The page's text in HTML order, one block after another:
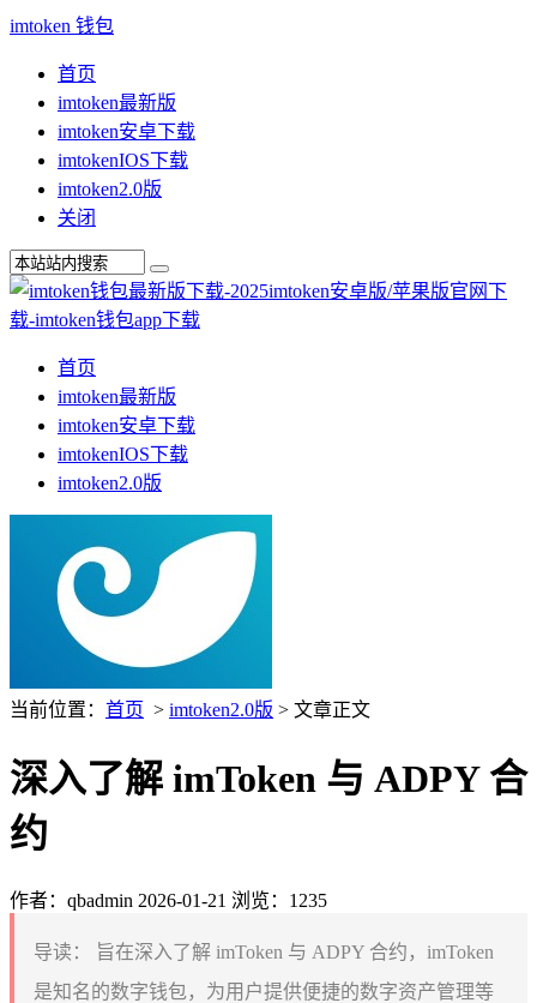
imtoken 钱包
首页
imtoken最新版
imtoken安卓下载
imtokenIOS下载
imtoken2.0版
关闭
首页
imtoken最新版
imtoken安卓下载
imtokenIOS下载
imtoken2.0版
当前位置： 首页 > imtoken2.0版 > 文章正文
深入了解 imToken 与 ADPY 合
约
作者：qbadmin 2026-01-21 浏览：1235
导读：
旨在深入了解 imToken 与 ADPY 合约，imToken
是知名的数字钱包，为用户提供便捷的数字资产管理等